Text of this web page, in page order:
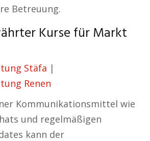
Betreuung.
Kurse für Markt
Stäfa |
Renen
Kommunikationsmittel wie
und regelmäßigen
kann der